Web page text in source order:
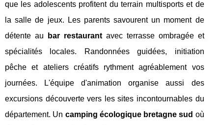
que les adolescents profitent du terrain multisports et de
la salle de jeux. Les parents savourent un moment de
détente au
bar restaurantavec terrasse ombragée et
spécialités locales. Randonnées guidées, initiation
pêche et ateliers créatifs rythment agréablement vos
journées. L'équipe d'animation organise aussi des
excursions découverte vers les sites incontournables du
département. Un camping écologique bretagne sud où